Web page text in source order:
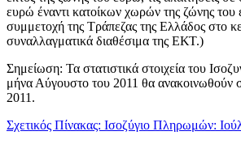
ευρώ έναντι κατοίκων χωρών της ζώνης του
συμμετοχή της Τράπεζας της Ελλάδος στο
συναλλαγματικά διαθέσιμα της ΕΚΤ.)
Σημείωση: Τα στατιστικά στοιχεία του
μήνα Αύγουστο του 2011 θα ανακοινωθούν
2011.
Σχετικός Πίνακας: Ισοζύγιο Πληρωμών: